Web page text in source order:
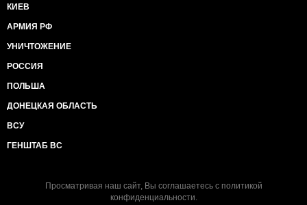
КИЕВ
АРМИЯ РФ
УНИЧТОЖЕНИЕ
РОССИЯ
ПОЛЬША
ДОНЕЦКАЯ ОБЛАСТЬ
ВСУ
ГЕНШТАБ ВС
Просматривая наш сайт, Вы соглашаетесь с политикой
конфиденциальности.